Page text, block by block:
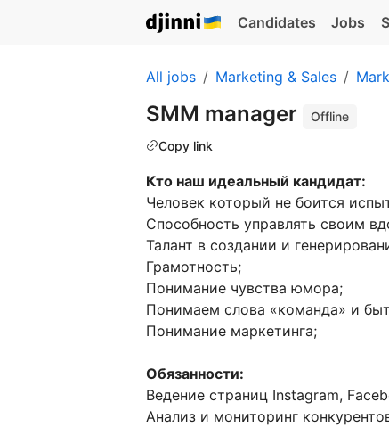
Candidates Jobs
All jobs Marketing & Sales
SMM manager
Offline
Copy link
Кто наш идеальный кандидат:
Человек который не боится
Способность управлять своим
Талант в создании и
Грамотность;
Понимание чувства юмора;
Понимаем слова «команда» и
Понимание маркетинга;
Обязанности:
Ведение страниц Instagram,
Анализ и мониторинг